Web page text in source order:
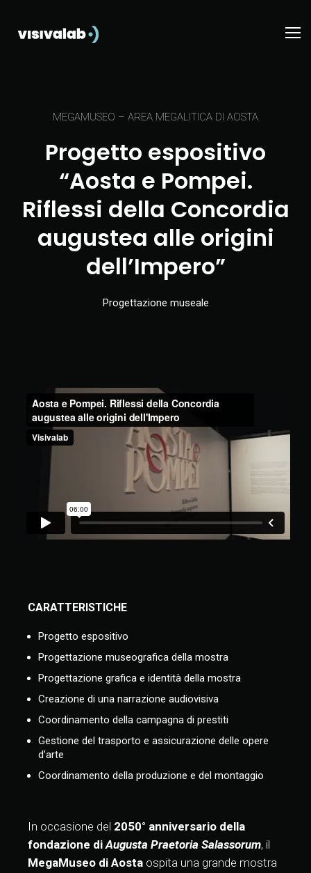
MEGAMUSEO – AREA MEGALITICA DI AOSTA
Progetto espositivo
“Aosta e Pompei.
Riflessi della Concordia
augustea alle origini
dell’Impero”
Progettazione museale
In occasione del 2050° anniversario della
fondazione diAugusta Praetoria Salassorum, il
MegaMuseo di Aosta ospita una grande mostra
CARATTERISTICHE
Progetto espositivo
Progettazione museografica della mostra
Progettazione grafica e identità della mostra
Creazione di una narrazione audiovisiva
Coordinamento della campagna di prestiti
Gestione del trasporto e assicurazione delle opere
d’arte
Coordinamento della produzione e del montaggio